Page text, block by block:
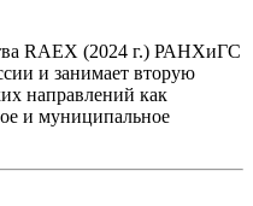
RAEX (2024 г.) РАНХиГС
и занимает вторую
направлений как
и муниципальное